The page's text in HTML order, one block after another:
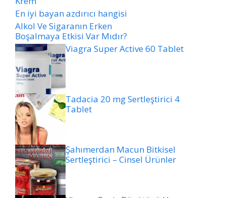
En iyi bayan azdırıcı hangisi
Alkol Ve Sigaranın Erken
Boşalmaya Etkisi Var Mıdır?
Viagra Super Active 60 Tablet
Tadacia 20 mg Sertleştirici 4
Tablet
Şahımerdan Macun Bitkisel
Sertleştirici – Cinsel Ürünler